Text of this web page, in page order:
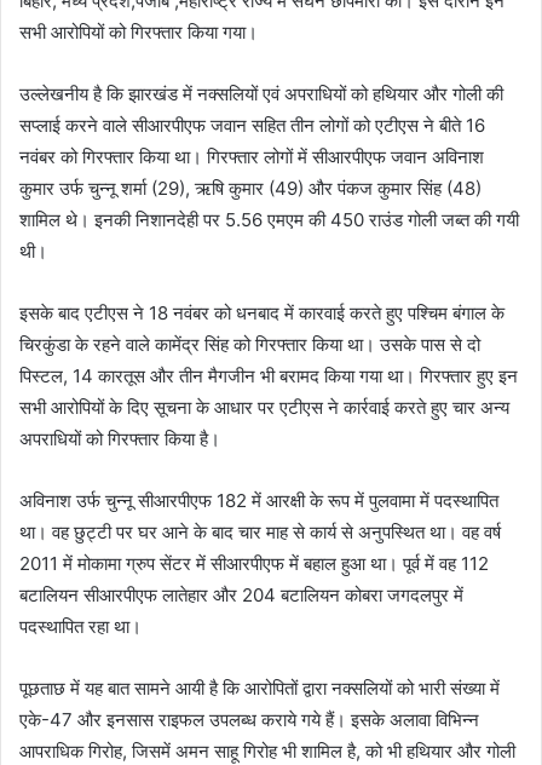
सभी आरोपियों को गिरफ्तार किया गया।
उल्लेखनीय है कि झारखंड में नक्सलियों एवं अपराधियों को हथियार और गोली की
सप्लाई करने वाले सीआरपीएफ जवान सहित तीन लोगों को एटीएस ने बीते 16
नवंबर को गिरफ्तार किया था। गिरफ्तार लोगों में सीआरपीएफ जवान अविनाश
कुमार उर्फ चुन्नू शर्मा (29), ऋषि कुमार (49) और पंकज कुमार सिंह (48)
शामिल थे। इनकी निशानदेही पर 5.56 एमएम की 450 राउंड गोली जब्त की गयी
थी।
इसके बाद एटीएस ने 18 नवंबर को धनबाद में कारवाई करते हुए पश्चिम बंगाल के
चिरकुंडा के रहने वाले कामेंद्र सिंह को गिरफ्तार किया था। उसके पास से दो
पिस्टल, 14 कारतूस और तीन मैगजीन भी बरामद किया गया था। गिरफ्तार हुए इन
सभी आरोपियों के दिए सूचना के आधार पर एटीएस ने कार्रवाई करते हुए चार अन्य
अपराधियों को गिरफ्तार किया है।
अविनाश उर्फ चुन्नू सीआरपीएफ 182 में आरक्षी के रूप में पुलवामा में पदस्थापित
था। वह छुट्टी पर घर आने के बाद चार माह से कार्य से अनुपस्थित था। वह वर्ष
2011 में मोकामा ग्रुप सेंटर में सीआरपीएफ में बहाल हुआ था। पूर्व में वह 112
बटालियन सीआरपीएफ लातेहार और 204 बटालियन कोबरा जगदलपुर में
पदस्थापित रहा था।
पूछताछ में यह बात सामने आयी है कि आरोपितों द्वारा नक्सलियों को भारी संख्या में
एके-47 और इनसास राइफल उपलब्ध कराये गये हैं। इसके अलावा विभिन्न
आपराधिक गिरोह, जिसमें अमन साहू गिरोह भी शामिल है, को भी हथियार और गोली